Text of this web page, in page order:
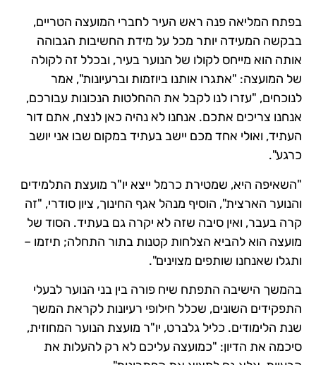
בפתח המליאה פנה ראש העיר לחברי המועצה הטריים,
בבקשה המעידה יותר מכל על מידת החשיבות הגבוהה
אותה הוא מייחס לקולו של הנוער בעיר, ובכלל זה לקולה
של המועצה: "אתגרו אותנו ביוזמות וברעיונות", אמר
לנוכחים, "עזרו לנו לקבל את ההחלטות הנכונות עבורכם,
אנחנו צריכים אתכם. אנחנו לא נהיה כאן לנצח, אתם דור
העתיד, ואולי אחד מכם יישב בעתיד במקום שבו אני יושב
כרגע".
"השאיפה היא, שמטירת כרמל ייצא יו"ר מועצת התלמידים
והנוער הארצית", הוסיף מנהל אגף החינוך, ציון סודרי, "זה
קרה בעבר, ואין סיבה שזה לא יקרה גם בעתיד. הסוד של
מועצה הוא להביא הצלחות קטנות בתור התחלה; תיזמו –
ותגלו שאנחנו שותפים מצוינים".
בהמשך הישיבה התפתח שיח פורה בין בני הנוער לבעלי
התפקידים השונים, שכלל חילופי רעיונות לקראת המשך
שנת הלימודים. כליל גלברט, יו"ר מועצת הנוער המחוזית,
סיכמה את הדיון: "כמועצה עליכם לא רק להעלות את